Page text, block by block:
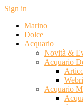
Sign in
Marino
Dolce
Acquario
Novità &
Acquario
Acquario